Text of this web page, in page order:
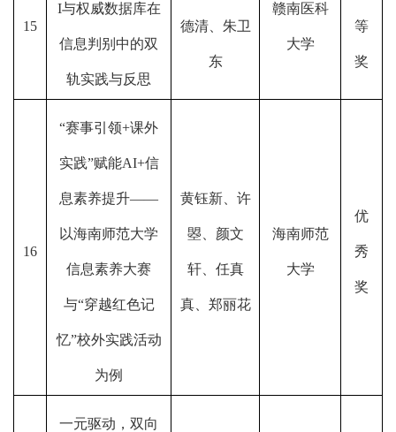
15
I与权威数据库在
信息判别中的双
轨实践与反思
德清、朱卫
东
赣南医科
大学
等
奖
16
“赛事引领+课外
实践”赋能AI+信
息素养提升——
以海南师范大学
信息素养大赛
与“穿越红色记
忆”校外实践活动
为例
黄钰新、许
曌、颜文
轩、任真
真、郑丽花
海南师范
大学
优
秀
奖
一元驱动，双向